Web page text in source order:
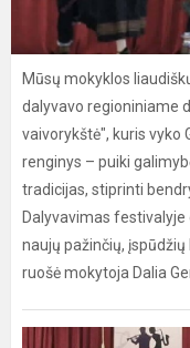
Mūsų mokyklos
dalyvavo regioniniame
vaivorykštė", kuris vyko
renginys – puiki
tradicijas, stiprinti
Dalyvavimas
naujų pažinčių,
ruošė mokytoja Dalia